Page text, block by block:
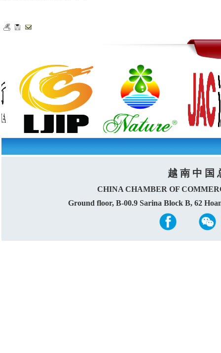
越 南 中 国
CHINA CHAMBER OF
Ground floor, B-00.9 Sarina Block B, 62